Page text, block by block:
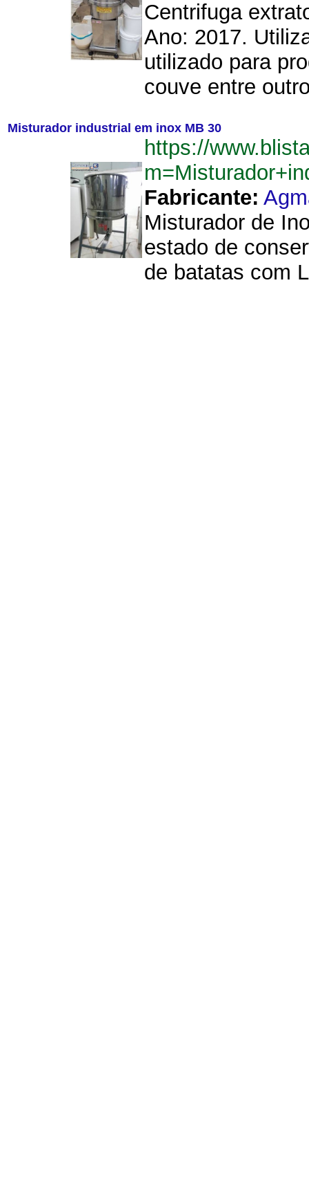
Centrifuga
Ano: 2017.
utilizado para
couve entre
Misturador industrial em inox MB 30
https://
Fabricante:
Misturador de
estado de
de batatas com